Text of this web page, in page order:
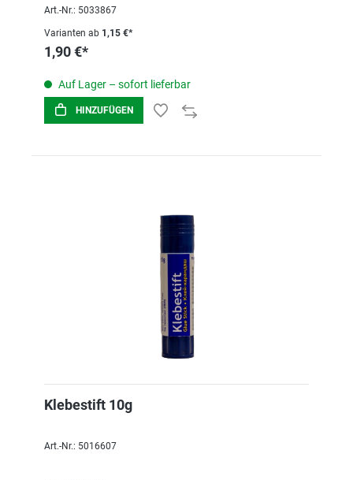
Art.-Nr.: 5033867
Varianten ab 1,15 €*
1,90 €*
Auf Lager – sofort lieferbar
HINZUFÜGEN
Klebestift 10g
Art.-Nr.: 5016607